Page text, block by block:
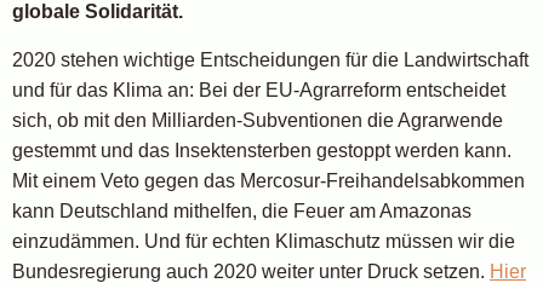
globale Solidarität.
2020 stehen wichtige Entscheidungen für die Landwirtschaft
und für das Klima an: Bei der EU-Agrarreform entscheidet
sich, ob mit den Milliarden-Subventionen die Agrarwende
gestemmt und das Insektensterben gestoppt werden kann.
Mit einem Veto gegen das Mercosur-Freihandelsabkommen
kann Deutschland mithelfen, die Feuer am Amazonas
einzudämmen. Und für echten Klimaschutz müssen wir die
Bundesregierung auch 2020 weiter unter Druck setzen. Hier